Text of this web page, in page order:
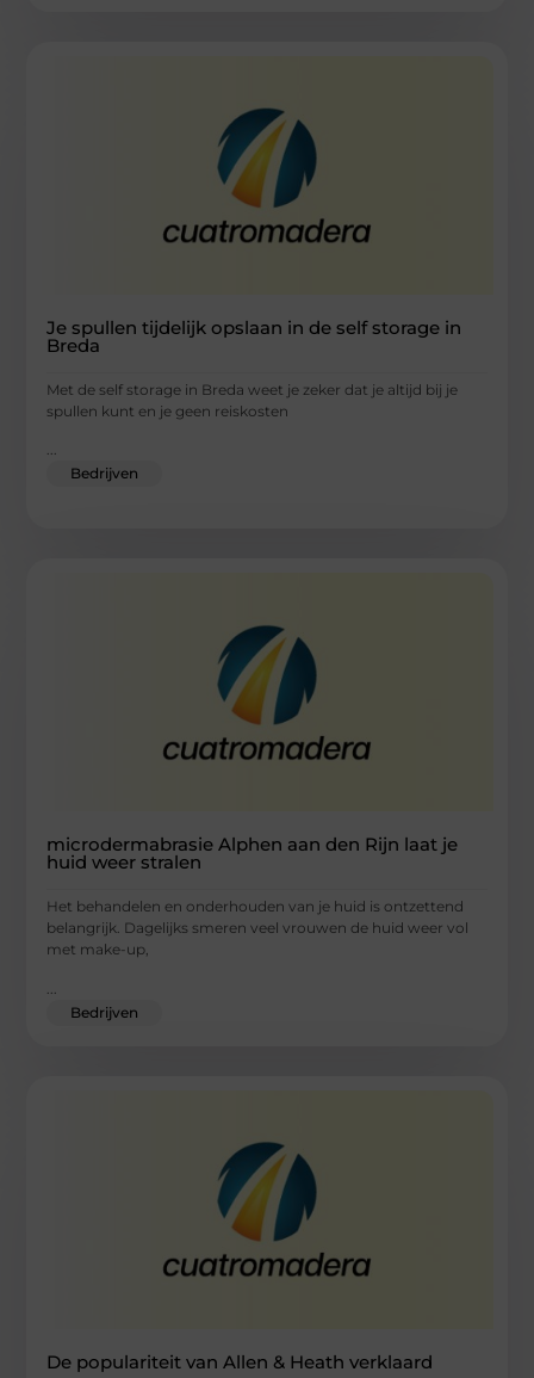
Je spullen tijdelijk opslaan in de self storage in
Breda
Met de self storage in Breda weet je zeker dat je altijd bij je
spullen kunt en je geen reiskosten
...
Bedrijven
microdermabrasie Alphen aan den Rijn laat je
huid weer stralen
Het behandelen en onderhouden van je huid is ontzettend
belangrijk. Dagelijks smeren veel vrouwen de huid weer vol
met make-up,
Bedrijven
De populariteit van Allen & Heath verklaard